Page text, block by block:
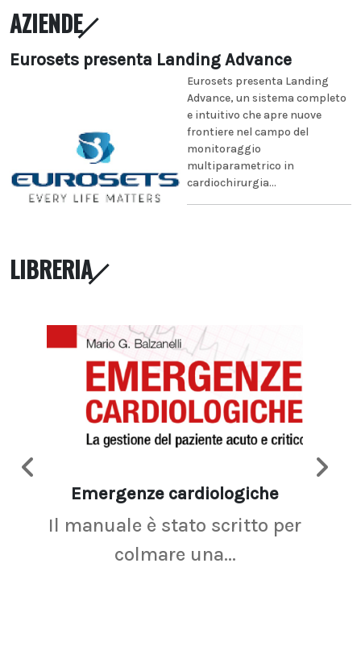
AZIENDE
Eurosets presenta Landing Advance
Eurosets presenta Landing
Advance, un sistema completo
e intuitivo che apre nuove
frontiere nel campo del
monitoraggio
multiparametrico in
cardiochirurgia...
LIBRERIA
Emergenze cardiologiche
Il manuale è stato scritto per
colmare una...